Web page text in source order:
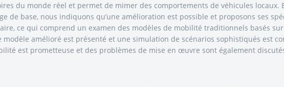
du monde réel et permet de mimer des comportements de véhicules locaux.
de base, nous indiquons qu’une amélioration est possible et proposons ses
ce qui comprend un examen des modèles de mobilité traditionnels basés
modèle amélioré est présenté et une simulation de scénarios sophistiqués est
est prometteuse et des problèmes de mise en œuvre sont également